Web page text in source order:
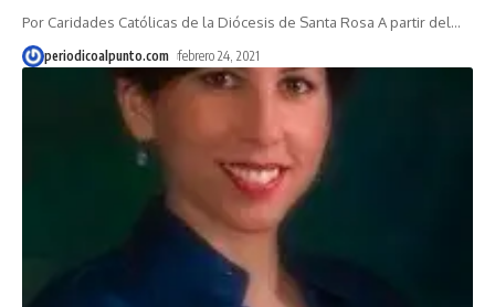
Por Caridades Católicas de la Diócesis de Santa Rosa A partir del…
periodicoalpunto.com febrero 24, 2021